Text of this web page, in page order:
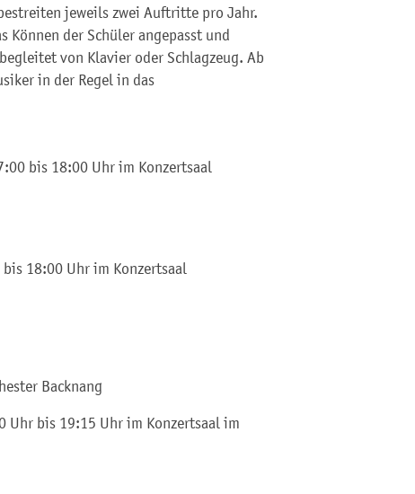
jeweils zwei Auftritte pro Jahr.
der Schüler angepasst und
von Klavier oder Schlagzeug. Ab
in der Regel in das
bis 18:00 Uhr im Konzertsaal
18:00 Uhr im Konzertsaal
Backnang
bis 19:15 Uhr im Konzertsaal im